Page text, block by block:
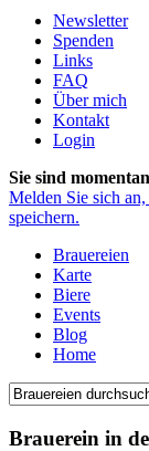
Newsletter
Spenden
Links
FAQ
Über mich
Kontakt
Login
Sie sind
Melden Sie sich
speichern.
Brauereien
Karte
Biere
Events
Blog
Home
Brauerein in